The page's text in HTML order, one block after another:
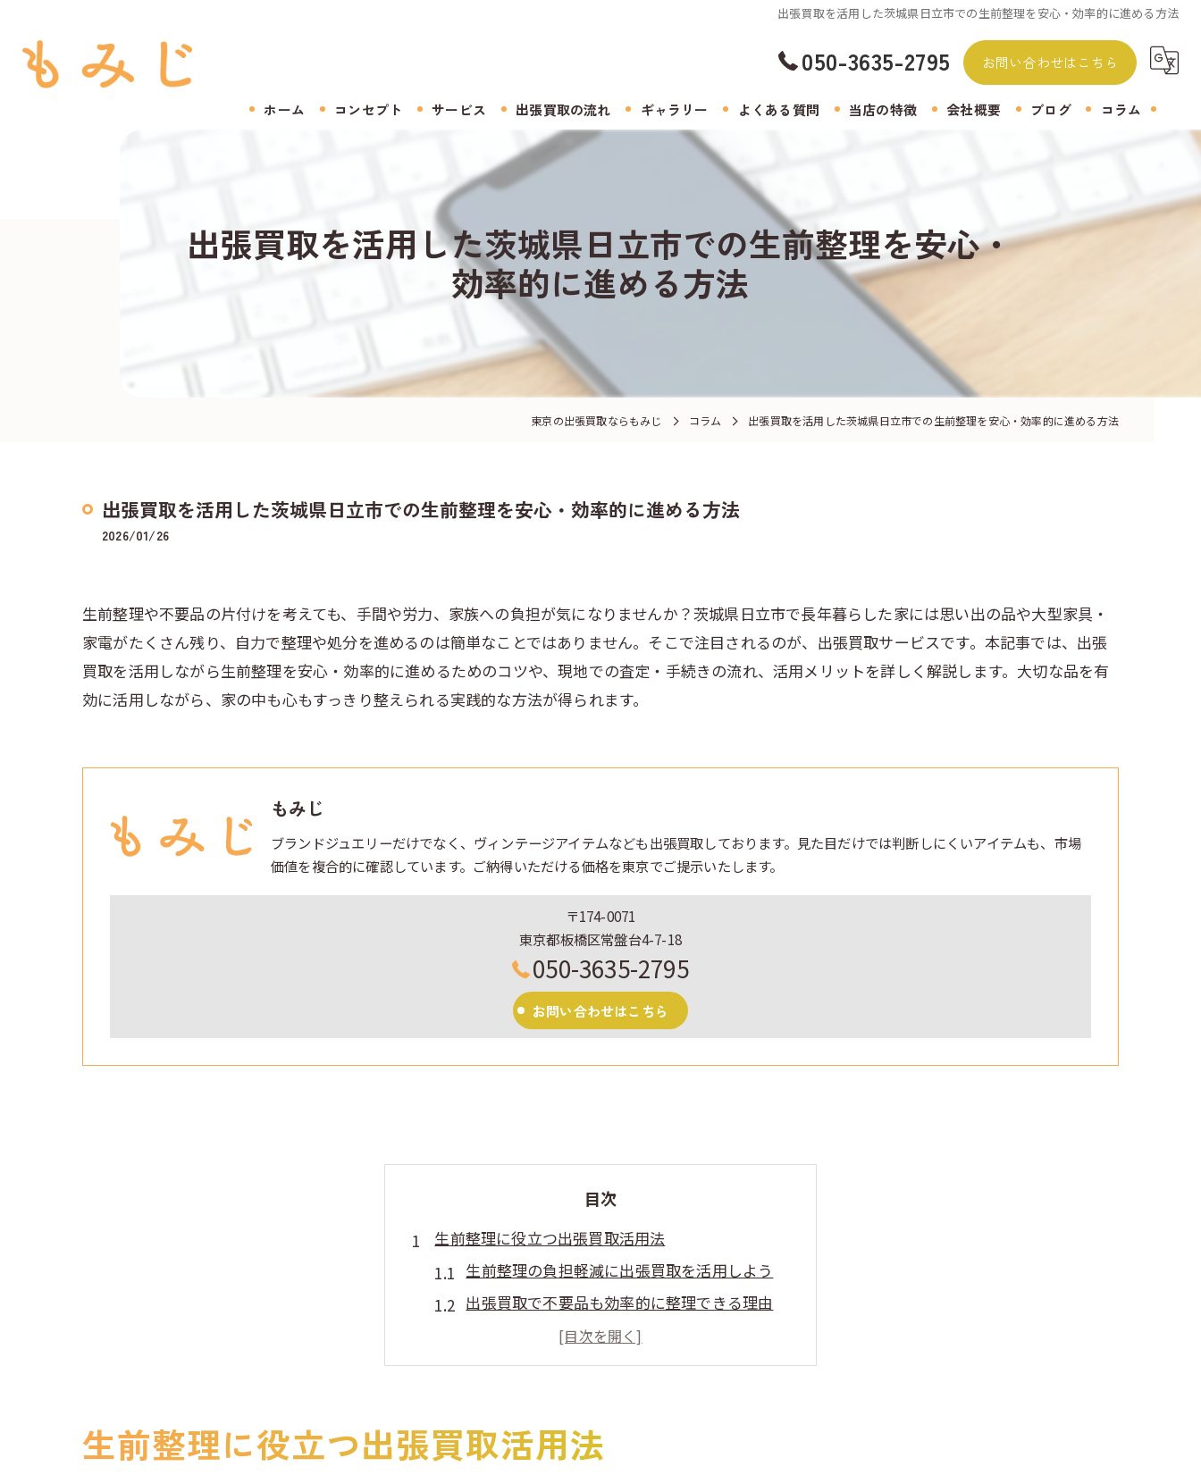
出張買取を活用した茨城県日立市での生前整理を安心・効率的に進める方法
050-3635-2795 お問い合わせはこちら
ホーム コンセプト サービス 出張買取の流れ ギャラリー よくある質問 当店の特徴
生前整理
遺品整理
アクセサリー
会社概要 ブログ コラム
出張買取を活用した茨城県日立市での生前整理を安心・
効率的に進める方法
東京の出張買取ならもみじ コラム 出張買取を活用した茨城県日立市での生前整理を安心・効率的に進める方法
出張買取を活用した茨城県日立市での生前整理を安心・効率的に進める方法
2026/01/26
生前整理や不要品の片付けを考えても、手間や労力、家族への負担が気になりませんか？茨城県日立市で長年暮らした家には思い出の品や大型家具・
家電がたくさん残り、自力で整理や処分を進めるのは簡単なことではありません。そこで注目されるのが、出張買取サービスです。本記事では、出張
買取を活用しながら生前整理を安心・効率的に進めるためのコツや、現地での査定・手続きの流れ、活用メリットを詳しく解説します。大切な品を有
効に活用しながら、家の中も心もすっきり整えられる実践的な方法が得られます。
もみじ
ブランドジュエリーだけでなく、ヴィンテージアイテムなども出張買取しております。見た目だけでは判断しにくいアイテムも、市場
価値を複合的に確認しています。ご納得いただける価格を東京でご提示いたします。
〒174-0071
東京都板橋区常盤台4-7-18
050-3635-2795
お問い合わせはこちら
目次
生前整理に役立つ出張買取活用法
生前整理の負担軽減に出張買取を活用しよう
出張買取で不要品も効率的に整理できる理由
生前整理と出張買取サービスの選び方ポイント
家財の適正価格を出張買取で見極めるコツ
不要品も安心して任せる出張買取
出張買取で大型家具や家電の処分も簡単に実現
生前整理に役立つ出張買取活用法